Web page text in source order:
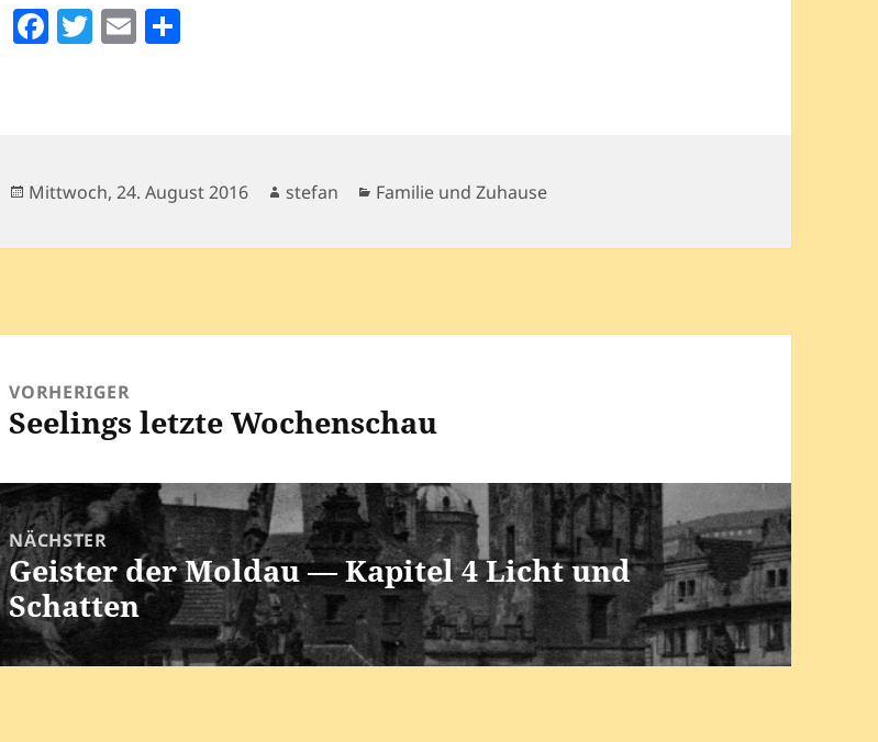
F
o
o
T E
Veröffentlicht
Mittwoch, 24. August 2016 Autor
stefan Kategorien
Familie und Zuhause
VORHERIGER
Vorheriger
Seelings letzte Wochenschau
NÄCHSTER
Nächster
Beitrag:
Geister der Moldau — Kapitel 4 Licht und
Schatten